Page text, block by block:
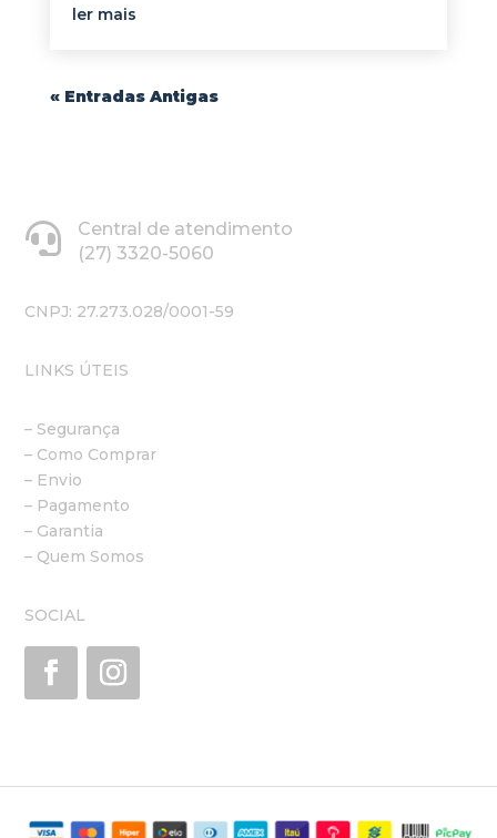
ler mais
« Entradas Antigas
Central de atendimento
(27) 3320-5060
CNPJ: 27.273.028/0001-59
LINKS ÚTEIS
– Segurança
– Como Comprar
– Envio
– Pagamento
– Garantia
– Quem Somos
SOCIAL